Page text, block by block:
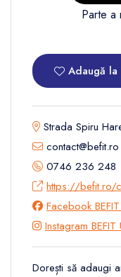
Parte a
Adaugă
Strada Spiru
contact@befit.ro
0746 236 248
https://befit.ro/
Facebook
Instagram BEFIT
Dorești să adaugi